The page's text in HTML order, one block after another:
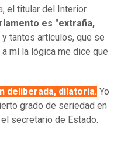
, el titular del Interior
es "extraña,
tantos artículos, que se
mí la lógica me dice que
deliberada, dilatoria. Yo
grado de seriedad en
secretario de Estado.